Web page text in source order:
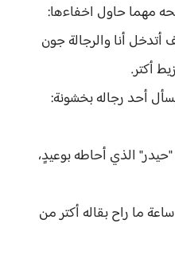
مهما حاول اخفاءها:
أتدخل أنا والرجالة جون
أكتر.
أحد رجاله بخشونة:
الذي أحاطه بوعيدٍ،
ما راح بقاله أكتر من